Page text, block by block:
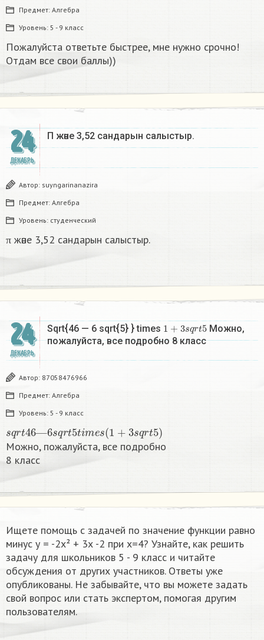
Предмет: Алгебра
Уровень: 5 - 9 класс
Пожалуйста ответьте быстрее, мне нужно срочно!
Отдам все свои баллы))
24
ДЕКАБРЬ
Π және 3,52 сандарын салыстыр. ​
Автор: suyngarinanazira
Предмет: Алгебра
Уровень: студенческий
π және 3,52 сандарын салыстыр.
24
ДЕКАБРЬ
Sqrt{46 — 6 sqrt{5} } times 1+3sqrt5
Можно,
пожалуйста, все подробно 8 класс​
Автор: 87058476966
Предмет: Алгебра
Уровень: 5 - 9 класс
t 46 6 t5t im 1+ q )
Можно, пожалуйста, все подробно
8 класс​
Ищете помощь с задачей по значение функции равно
минус у = -2х² + 3х -2 при x=4​? Узнайте, как решить
задачу для школьников 5 - 9 класс и читайте
обсуждения от других участников. Ответы уже
опубликованы. Не забывайте, что вы можете задать
свой вопрос или стать экспертом, помогая другим
пользователям.